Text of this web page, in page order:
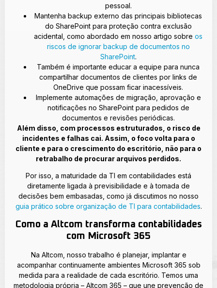
pessoal.
Mantenha backup externo das principais bibliotecas
do SharePoint para proteção contra exclusão
acidental, como abordado em nosso artigo sobre os
riscos de ignorar backup de documentos no
SharePoint.
Também é importante educar a equipe para nunca
compartilhar documentos de clientes por links de
OneDrive que possam ficar inacessíveis.
Implemente automações de migração, aprovação e
notificações no SharePoint para pedidos de
documentos e revisões periódicas.
Além disso, com processos estruturados, o risco de
incidentes e falhas cai. Assim, o foco volta para o
cliente e para o crescimento do escritório, não para o
retrabalho de procurar arquivos perdidos.
Por isso, a maturidade da TI em contabilidades está
diretamente ligada à previsibilidade e à tomada de
decisões bem embasadas, como já discutimos no nosso
guia prático sobre organização de TI para contabilidades.
Como a Altcom transforma contabilidades
com Microsoft 365
Na Altcom, nosso trabalho é planejar, implantar e
acompanhar continuamente ambientes Microsoft 365 sob
medida para a realidade de cada escritório. Temos uma
metodologia própria – Altcom 365 – que une prevenção de